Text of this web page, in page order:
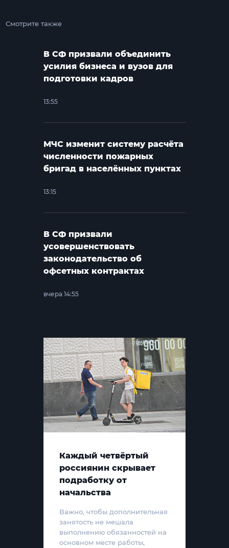
Смотрите также
В СФ призвали объединить
усилия бизнеса и вузов для
подготовки кадров
13:55
МЧС изменит систему расчёта
численности пожарных
бригад в населённых пунктах
13:15
В СФ призвали
усовершенствовать
законодательство об
офсетных контрактах
вчера 14:55
Каждый четвёртый
россиянин скрывает
подработку от
начальства
Важно, чтобы дополнительная
занятость не мешала
выполнению обязанностей на
основном месте работы,